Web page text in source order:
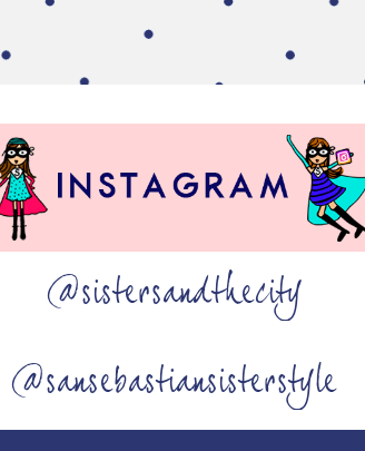
@sistersandthecity
@sansebastiansisterstyle